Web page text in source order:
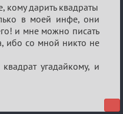
кому дарить квадраты
в моей инфе, они
и мне можно писать
ибо со мной никто не
угадайкому, и